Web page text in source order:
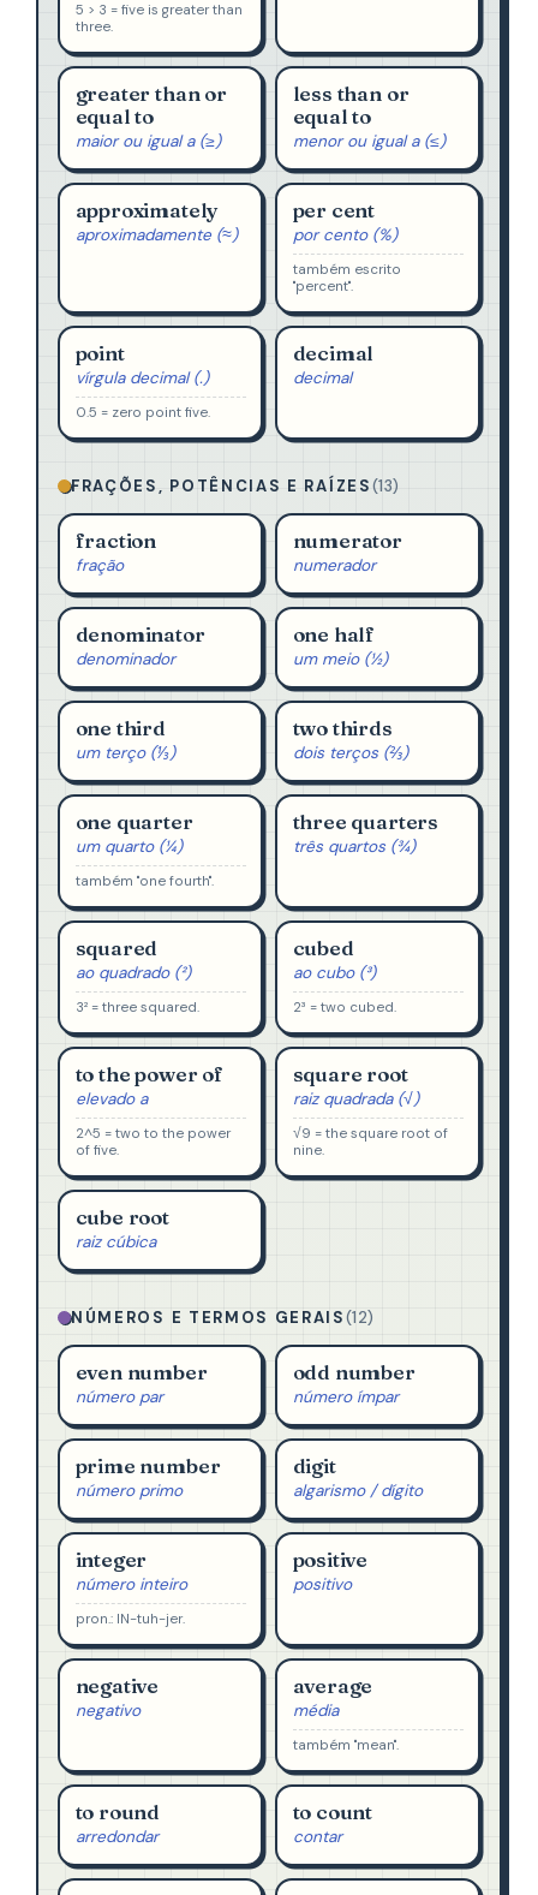
5 > 3 = five is greater than
three.
greater than or
equal to
maior ou igual a (≥)
less than or
equal to
menor ou igual a (≤)
approximately
aproximadamente (≈)
per cent
por cento (%)
também escrito
"percent".
point
vírgula decimal (.)
0.5 = zero point five.
decimal
decimal
FRAÇÕES, POTÊNCIAS E RAÍZES(13)
fraction
fração
numerator
numerador
denominator
denominador
one half
um meio (½)
one third
um terço (⅓)
two thirds
dois terços (⅔)
one quarter
um quarto (¼)
também "one fourth".
three quarters
três quartos (¾)
squared
ao quadrado (²)
3² = three squared.
cubed
ao cubo (³)
2³ = two cubed.
to the power of
elevado a
2^5 = two to the power
of five.
square root
raiz quadrada (√)
√9 = the square root of
nine.
cube root
raiz cúbica
NÚMEROS E TERMOS GERAIS(12)
even number
número par
odd number
número ímpar
prime number
número primo
digit
algarismo / dígito
integer
número inteiro
pron.: IN-tuh-jer.
positive
positivo
negative
negativo
average
média
também "mean".
to round
arredondar
to count
contar